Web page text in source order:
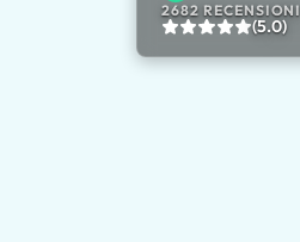
2682 RECENSIONI
(5.0)